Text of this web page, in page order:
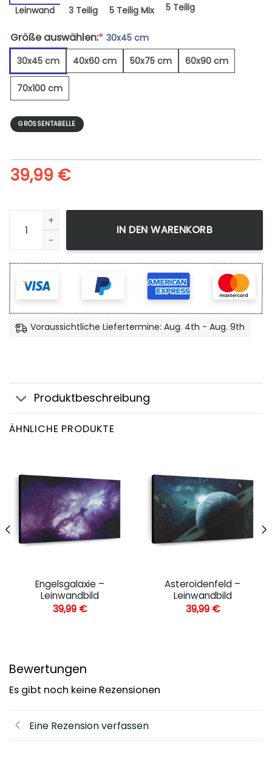
Leinwand 3 Teilig 5 Teilig Mix 5 Teilig
Größe auswählen:* 30x45 cm
30x45 cm
40x60 cm 50x75 cm 60x90 cm
70x100 cm
GRÖSSENTABELLE
39,99 €
Milchstraße 8 - Leinwandbild Menge
IN DEN WARENKORB
Voraussichtliche Liefertermine: Aug. 4th - Aug. 9th
Produktbeschreibung
ÄHNLICHE PRODUKTE
Engelsgalaxie –
Leinwandbild
39,99 €
Asteroidenfeld –
Leinwandbild
39,99 €
Bewertungen
Es gibt noch keine Rezensionen
Eine Rezension verfassen